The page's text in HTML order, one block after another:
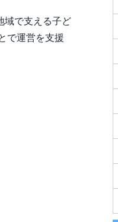
域で支える子ど
で運営を支援